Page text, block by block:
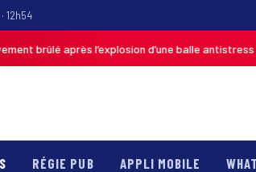
12h54
l’explosion d’une balle antistress achetée en
RÉGIE PUB APPLI MOBILE